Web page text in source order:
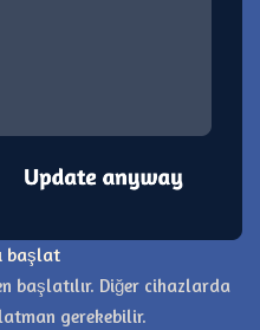
başlat
başlatılır. Diğer cihazlarda
gerekebilir.